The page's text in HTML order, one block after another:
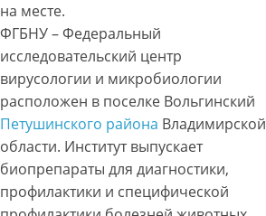
на месте.
ФГБНУ – Федеральный
исследовательский центр
вирусологии и микробиологии
расположен в поселке Вольгинский
Петушинского района Владимирской
области. Институт выпускает
биопрепараты для диагностики,
профилактики и специфической